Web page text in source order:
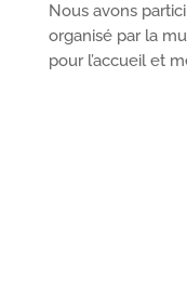
Nous avons
organisé par la
pour l’accueil et